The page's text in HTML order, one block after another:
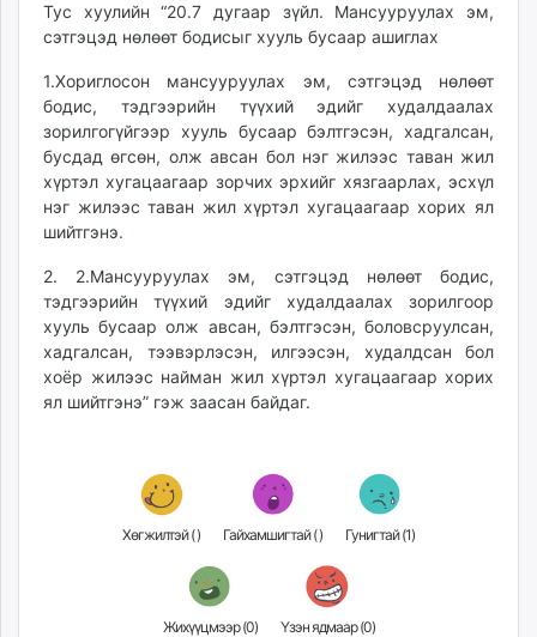
tvmongolia.mn
mass.mn
unegui.mn
assa.mn
toim.mn
tac.mn
paparazzi.mn
unread.today
Тус хуулийн “20.7 дугаар зүйл. Мансууруулах эм,
сэтгэцэд нөлөөт бодисыг хууль бусаар ашиглах
1.Хориглосон мансууруулах эм, сэтгэцэд нөлөөт
бодис, тэдгээрийн түүхий эдийг худалдаалах
зорилгогүйгээр хууль бусаар бэлтгэсэн, хадгалсан,
бусдад өгсөн, олж авсан бол нэг жилээс таван жил
хүртэл хугацаагаар зорчих эрхийг хязгаарлах, эсхүл
нэг жилээс таван жил хүртэл хугацаагаар хорих ял
шийтгэнэ.
2. 2.Мансууруулах эм, сэтгэцэд нөлөөт бодис,
тэдгээрийн түүхий эдийг худалдаалах зорилгоор
хууль бусаар олж авсан, бэлтгэсэн, боловсруулсан,
хадгалсан, тээвэрлэсэн, илгээсэн, худалдсан бол
хоёр жилээс найман жил хүртэл хугацаагаар хорих
ял шийтгэнэ” гэж заасан байдаг.
Хөгжилтэй () Гайхамшигтай () Гунигтай (1)
Жихүүцмээр (0) Үзэн ядмаар (0)